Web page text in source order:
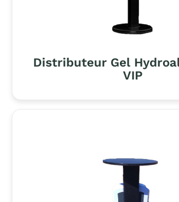
Distributeur Gel
VIP